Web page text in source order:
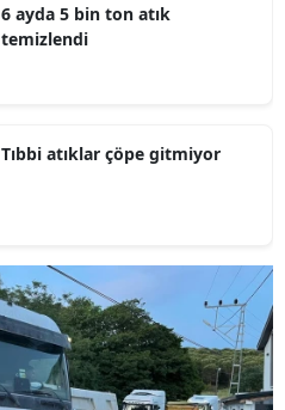
6 ayda 5 bin ton atık
temizlendi
Tıbbi atıklar çöpe gitmiyor